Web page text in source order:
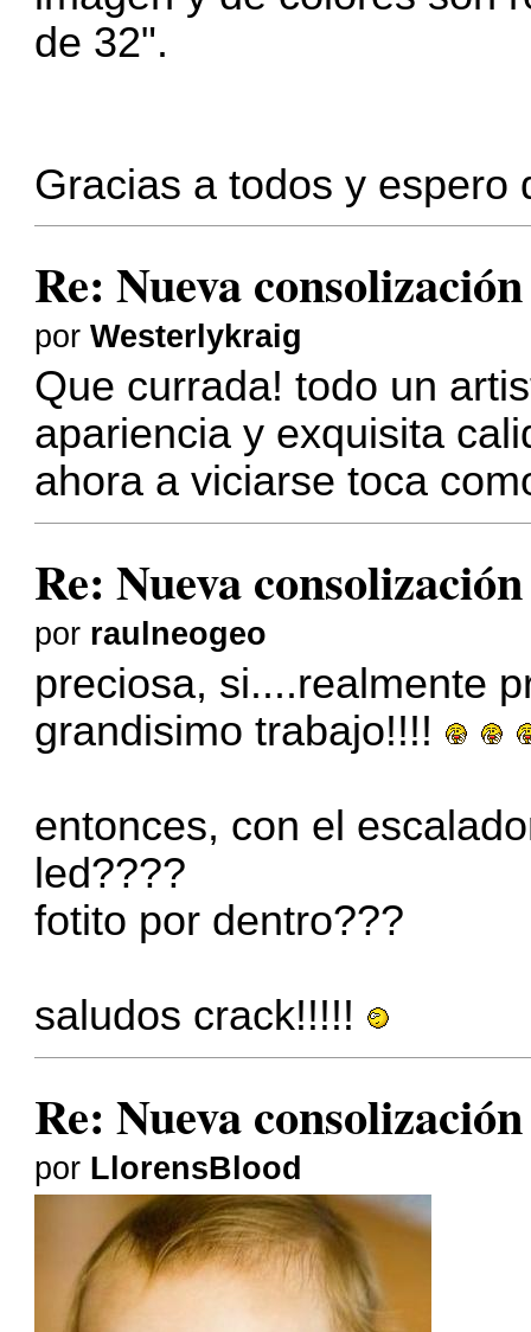
de 32".
Gracias a todos y
Re: Nueva
porWesterlykraig
Que currada! todo un
apariencia y exquisita
ahora a viciarse toca
Re: Nueva
por raulneogeo
preciosa, si....realmente
grandisimo trabajo!!!!
entonces, con el
led????
fotito por dentro???
saludos crack!!!!!
Re: Nueva
por LlorensBlood